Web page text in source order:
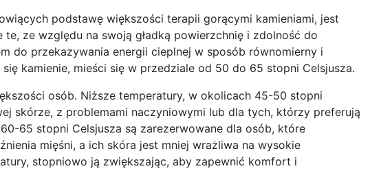
podstawę większości terapii gorącymi kamieniami, jest
ze względu na swoją gładką powierzchnię i zdolność do
do przekazywania energii cieplnej w sposób równomierny i
kamienie, mieści się w przedziale od 50 do 65 stopni Celsjusza.
osób. Niższe temperatury, w okolicach 45-50 stopni
skórze, z problemami naczyniowymi lub dla tych, którzy preferują
65 stopni Celsjusza są zarezerwowane dla osób, które
mięśni, a ich skóra jest mniej wrażliwa na wysokie
stopniowo ją zwiększając, aby zapewnić komfort i